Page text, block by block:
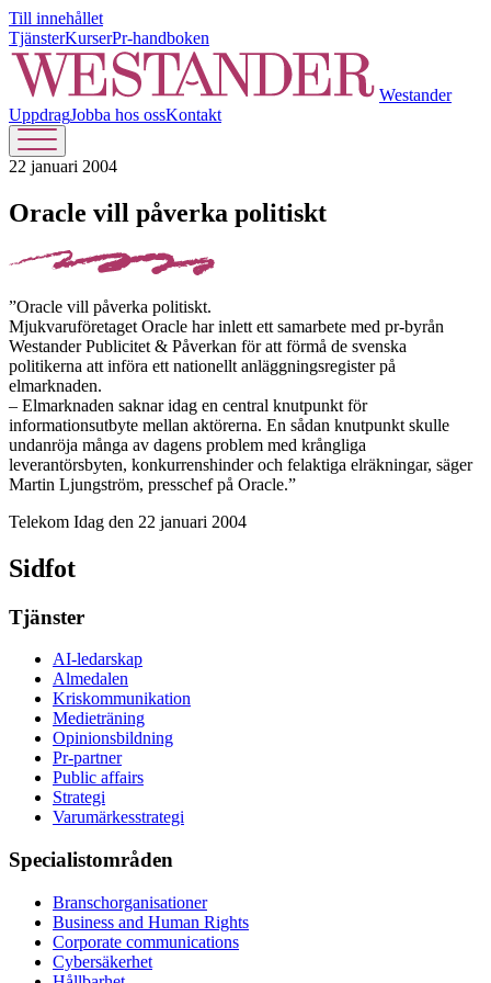
Till innehållet
TjänsterKurserPr-handboken
Westander
UppdragJobba hos ossKontakt
22 januari 2004
Oracle vill påverka politiskt
”Oracle vill påverka politiskt.
Mjukvaruföretaget Oracle har inlett ett samarbete med pr-byrån
Westander Publicitet & Påverkan för att förmå de svenska
politikerna att införa ett nationellt anläggningsregister på
elmarknaden.
– Elmarknaden saknar idag en central knutpunkt för
informationsutbyte mellan aktörerna. En sådan knutpunkt skulle
undanröja många av dagens problem med krångliga
leverantörsbyten, konkurrenshinder och felaktiga elräkningar, säger
Martin Ljungström, presschef på Oracle.”
Telekom Idag den 22 januari 2004
Sidfot
Tjänster
AI-ledarskap
Almedalen
Kris­kommunikation
Medieträning
Opinionsbildning
Pr-partner
Public affairs
Strategi
Varumärkesstrategi
Specialistområden
Branschorganisationer
Business and Human Rights
Corporate communications
Cybersäkerhet